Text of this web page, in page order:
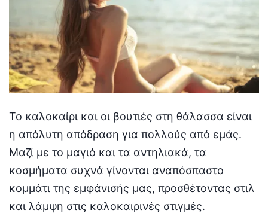
Το καλοκαίρι και οι βουτιές στη θάλασσα είναι
η απόλυτη απόδραση για πολλούς από εμάς.
Μαζί με το μαγιό και τα αντηλιακά, τα
κοσμήματα συχνά γίνονται αναπόσπαστο
κομμάτι της εμφάνισής μας, προσθέτοντας στιλ
και λάμψη στις καλοκαιρινές στιγμές.